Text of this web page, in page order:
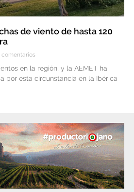
de viento de hasta 120
comentarios
en la región, y la AEMET ha
por esta circunstancia en la Ibérica